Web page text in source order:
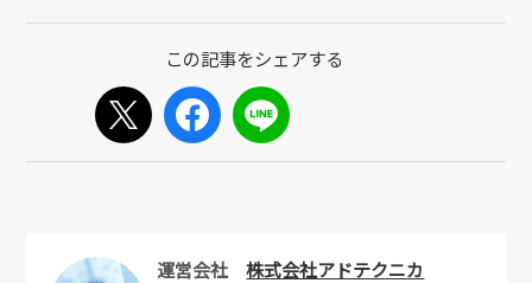
運営会社株式会社アドテクニカ